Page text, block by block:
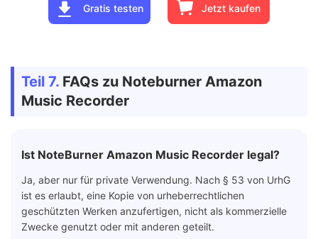
Gratis testen Jetzt kaufen
Teil 7. FAQs zu Noteburner Amazon
Music Recorder
Ist NoteBurner Amazon Music Recorder legal?
Ja, aber nur für private Verwendung. Nach § 53 von UrhG
ist es erlaubt, eine Kopie von urheberrechtlichen
geschützten Werken anzufertigen, nicht als kommerzielle
Zwecke genutzt oder mit anderen geteilt.